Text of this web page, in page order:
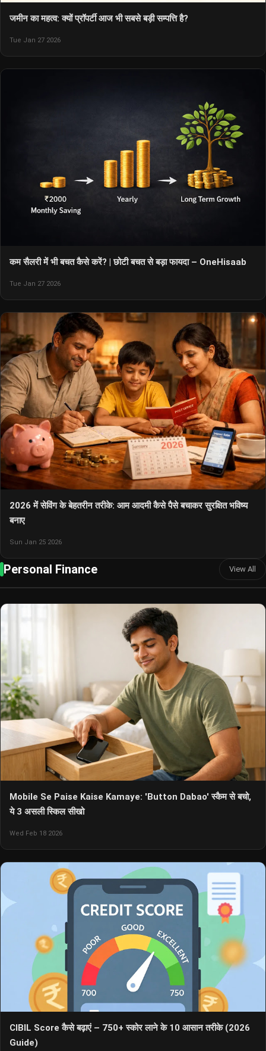
जमीन का महत्व: क्यों प्रॉपर्टी आज भी सबसे बड़ी सम्पत्ति है?
Tue Jan 27 2026
कम सैलरी में भी बचत कैसे करें? | छोटी बचत से बड़ा फायदा – OneHisaab
Tue Jan 27 2026
2026 में सेविंग के बेहतरीन तरीके: आम आदमी कैसे पैसे बचाकर सुरक्षित भविष्य
बनाए
Sun Jan 25 2026
Personal Finance View All
Mobile Se Paise Kaise Kamaye: 'Button Dabao' स्कैम से बचो,
ये 3 असली स्किल सीखो
Wed Feb 18 2026
CIBIL Score कैसे बढ़ाएं – 750+ स्कोर लाने के 10 आसान तरीके (2026
Guide)